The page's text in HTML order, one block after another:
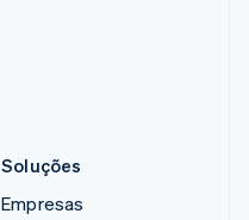
Soluções
Empresas